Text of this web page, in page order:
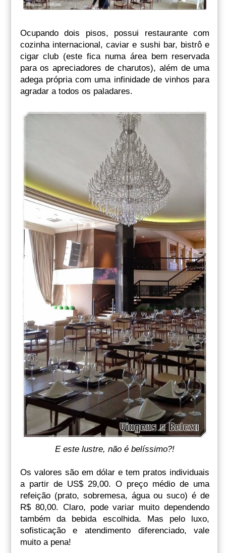
Ocupando dois pisos, possui restaurante com
cozinha internacional, caviar e sushi bar, bistrô e
cigar club (este fica numa área bem reservada
para os apreciadores de charutos), além de uma
adega própria com uma infinidade de vinhos para
agradar a todos os paladares.
E este lustre, não é belíssimo?!
Os valores são em dólar e tem pratos individuais
a partir de US$ 29,00. O preço médio de uma
refeição (prato, sobremesa, água ou suco) é de
R$ 80,00. Claro, pode variar muito dependendo
também da bebida escolhida. Mas pelo luxo,
sofisticação e atendimento diferenciado, vale
muito a pena!